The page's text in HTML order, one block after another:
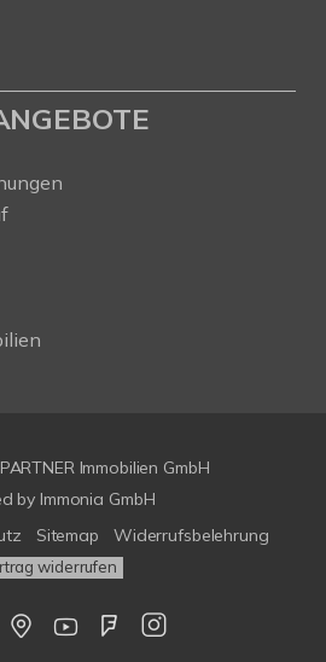
Immobilien GmbH
by Immonia GmbH
Sitemap Widerrufsbelehrung
widerrufen